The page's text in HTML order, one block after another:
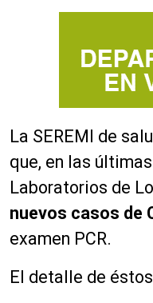
La SEREMI de
que, en las
Laboratorios de
nuevos casos de
examen PCR.
El detalle de